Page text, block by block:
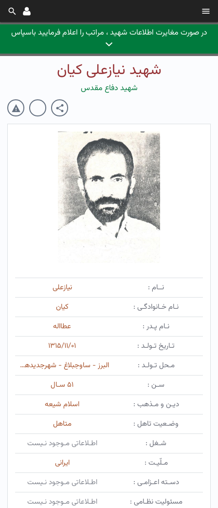
در صورت مغایرت اطلاعات شهید ، مراتب را اعلام فرمایید باسپاس
شهید نیازعلی کیان
شهید دفاع مقدس
نــام :
نیازعلی
نـام خـانوادگـی :
کیان
نـام پـدر :
عطااله
تـاریخ تـولـد :
۱۳۱۵/۱۱/۰۱
مـحل تـولـد :
البرز - ساوجبلاغ - شهرجدیدهشتگرد
سـن :
۵۱ سـال
دیـن و مـذهب :
اسلام شیعه
وضـعیت تاهل :
متاهل
شـغل :
اطـلاعاتی مـوجود نـیست
مـلّیـت :
ایرانی
دسـته اعـزامـی :
اطـلاعاتی مـوجود نـیست
مسئولیت نظـامی :
اطـلاعاتی مـوجود نـیست